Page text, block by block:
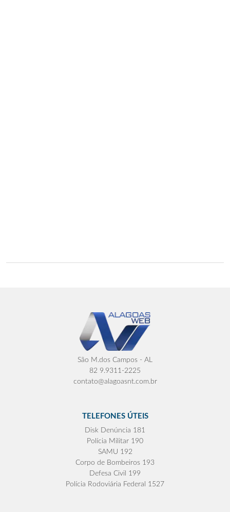
São M.dos Campos - AL
82 9.9311-2225
contato@alagoasnt.com.br
TELEFONES ÚTEIS
Disk Denúncia 181
Polícia Militar 190
SAMU 192
Corpo de Bombeiros 193
Defesa Civil 199
Polícia Rodoviária Federal 1527